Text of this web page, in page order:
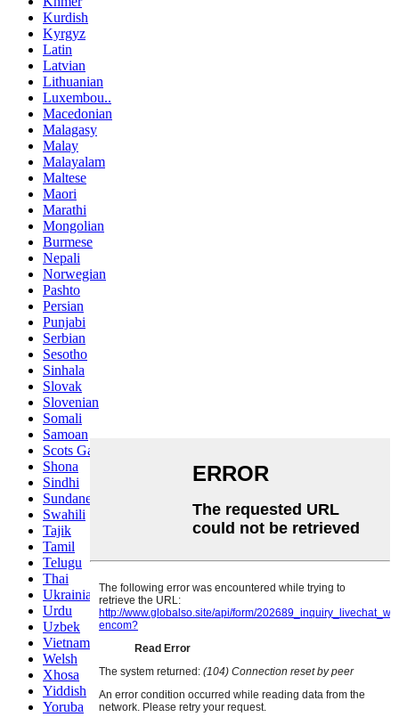
Kurdish
Kyrgyz
Latin
Latvian
Lithuanian
Luxembou..
Macedonian
Malagasy
Malay
Malayalam
Maltese
Maori
Marathi
Mongolian
Burmese
Nepali
Norwegian
Pashto
Persian
Punjabi
Serbian
Sesotho
Sinhala
Slovak
Slovenian
Somali
Samoan
Scots Gaelic
Shona
Sindhi
Sundanese
Swahili
Tajik
Tamil
Telugu
Thai
Ukrainian
Urdu
Uzbek
Vietnamese
Welsh
Xhosa
Yiddish
Yoruba